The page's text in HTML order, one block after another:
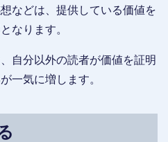
などは、提供している価値を
なります。
自分以外の読者が価値を証明
一気に増します。